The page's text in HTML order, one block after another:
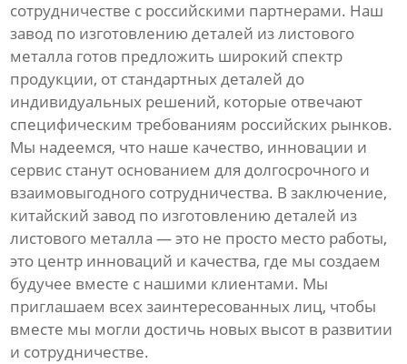
сотрудничестве с российскими партнерами. Наш
завод по изготовлению деталей из листового
металла готов предложить широкий спектр
продукции, от стандартных деталей до
индивидуальных решений, которые отвечают
специфическим требованиям российских рынков.
Мы надеемся, что наше качество, инновации и
сервис станут основанием для долгосрочного и
взаимовыгодного сотрудничества. В заключение,
китайский завод по изготовлению деталей из
листового металла — это не просто место работы,
это центр инноваций и качества, где мы создаем
будучее вместе с нашими клиентами. Мы
приглашаем всех заинтересованных лиц, чтобы
вместе мы могли достичь новых высот в развитии
и сотрудничестве.